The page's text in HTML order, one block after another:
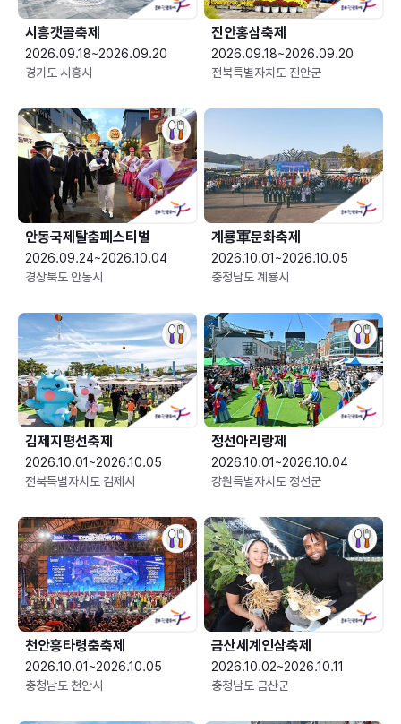
시흥갯골축제
2026.09.18~2026.09.20
경기도 시흥시
진안홍삼축제
2026.09.18~2026.09.20
전북특별자치도 진안군
안동국제탈춤페스티벌
2026.09.24~2026.10.04
경상북도 안동시
2026.10.01~2026.10.05
충청남도 계룡시
김제지평선축제
2026.10.01~2026.10.05
전북특별자치도 김제시
정선아리랑제
2026.10.01~2026.10.04
강원특별자치도 정선군
천안흥타령춤축제
2026.10.01~2026.10.05
충청남도 천안시
금산세계인삼축제
2026.10.02~2026.10.11
충청남도 금산군